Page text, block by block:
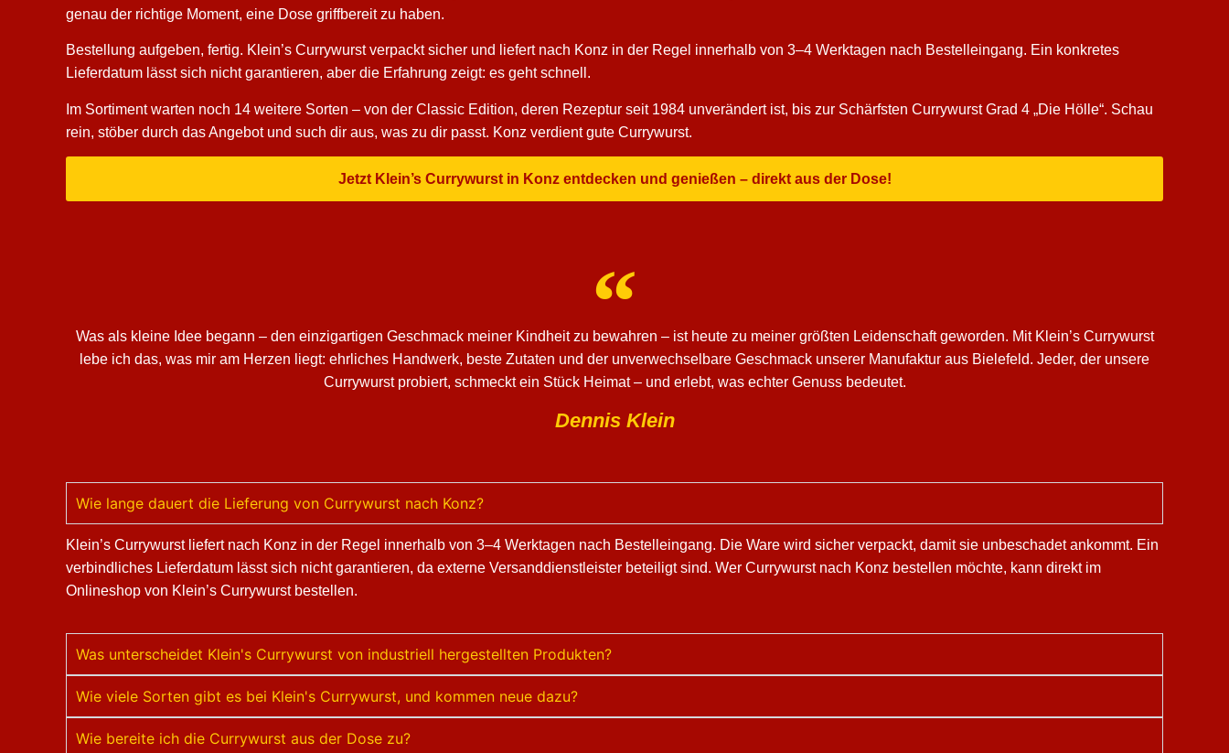
genau der richtige Moment, eine Dose griffbereit zu haben.
Bestellung aufgeben, fertig. Klein’s Currywurst verpackt sicher und liefert nach Konz in der Regel innerhalb von 3–4 Werktagen nach Bestelleingang. Ein konkretes
Lieferdatum lässt sich nicht garantieren, aber die Erfahrung zeigt: es geht schnell.
Im Sortiment warten noch 14 weitere Sorten – von der Classic Edition, deren Rezeptur seit 1984 unverändert ist, bis zur Schärfsten Currywurst Grad 4 „Die Hölle“. Schau
rein, stöber durch das Angebot und such dir aus, was zu dir passt. Konz verdient gute Currywurst.
Jetzt Klein’s Currywurst in Konz entdecken und genießen – direkt aus der Dose!
Was als kleine Idee begann – den einzigartigen Geschmack meiner Kindheit zu bewahren – ist heute zu meiner größten Leidenschaft geworden. Mit Klein’s Currywurst
lebe ich das, was mir am Herzen liegt: ehrliches Handwerk, beste Zutaten und der unverwechselbare Geschmack unserer Manufaktur aus Bielefeld. Jeder, der unsere
Currywurst probiert, schmeckt ein Stück Heimat – und erlebt, was echter Genuss bedeutet.
Dennis Klein
Wie lange dauert die Lieferung von Currywurst nach Konz?
Klein’s Currywurst liefert nach Konz in der Regel innerhalb von 3–4 Werktagen nach Bestelleingang. Die Ware wird sicher verpackt, damit sie unbeschadet ankommt. Ein
verbindliches Lieferdatum lässt sich nicht garantieren, da externe Versanddienstleister beteiligt sind. Wer Currywurst nach Konz bestellen möchte, kann direkt im
Onlineshop von Klein’s Currywurst bestellen.
Was unterscheidet Klein's Currywurst von industriell hergestellten Produkten?
Wie viele Sorten gibt es bei Klein's Currywurst, und kommen neue dazu?
Wie bereite ich die Currywurst aus der Dose zu?